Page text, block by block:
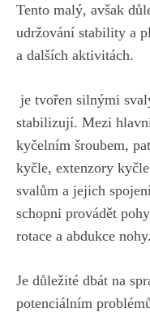
Tento malý, avšak
udržování stability a
a⁢ dalších aktivitách.
je tvořen silnými
stabilizují. Mezi
kyčelním šroubem,
kyčle, extenzory
svalům a jejich
schopni provádět
rotace a abdukce nohy.
Je důležité dbát ⁣na
potenciálním